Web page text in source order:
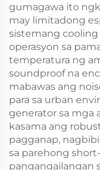
gumagawa ito
may limitadong
sistemang
operasyon sa
temperatura ng
soundproof na
mabawas ang
para sa urban
generator sa mga
kasama ang
pagganap,
sa parehong
pangangailangan